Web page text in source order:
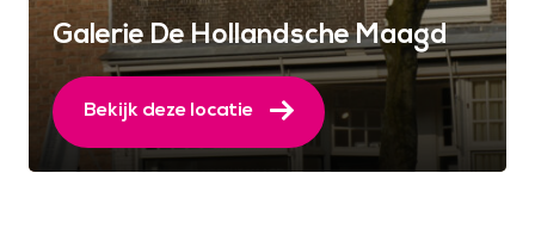
Galerie De Hollandsche Maagd
Bekijk deze locatie